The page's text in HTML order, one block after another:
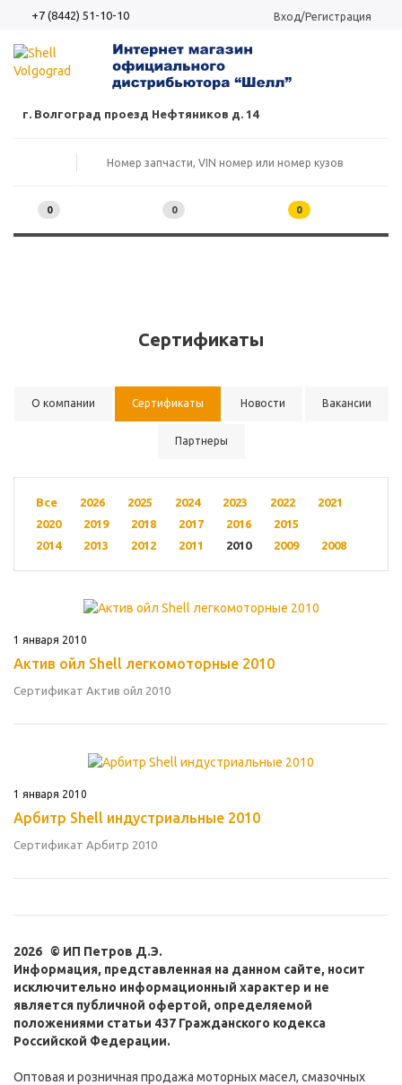
+7 (8442) 51-10-10 Вход/Регистрация
г. Волгоград проезд Нефтяников д. 14
0 0 0
Сертификаты
О компании Сертификаты Новости Вакансии
Партнеры
Все 2026 2025 2024 2023 2022
2021
2020
2019 2018 2017 2016
2015
2014
2013 2012 2011 2010 2009 2008
1 января 2010
Актив ойл Shell легкомоторные 2010
Сертификат Актив ойл 2010
1 января 2010
Арбитр Shell индустриальные 2010
Сертификат Арбитр 2010
2026 © ИП Петров Д.Э.
Информация, представленная на данном сайте, носит
исключительно информационный характер и не
является публичной офертой, определяемой
положениями статьи 437 Гражданского кодекса
Российской Федерации.
Оптовая и розничная продажа моторных масел, смазочных